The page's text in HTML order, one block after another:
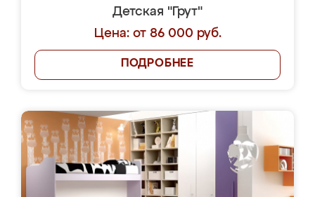
Детская "Грут"
Цена: от 86 000 руб.
ПОДРОБНЕЕ